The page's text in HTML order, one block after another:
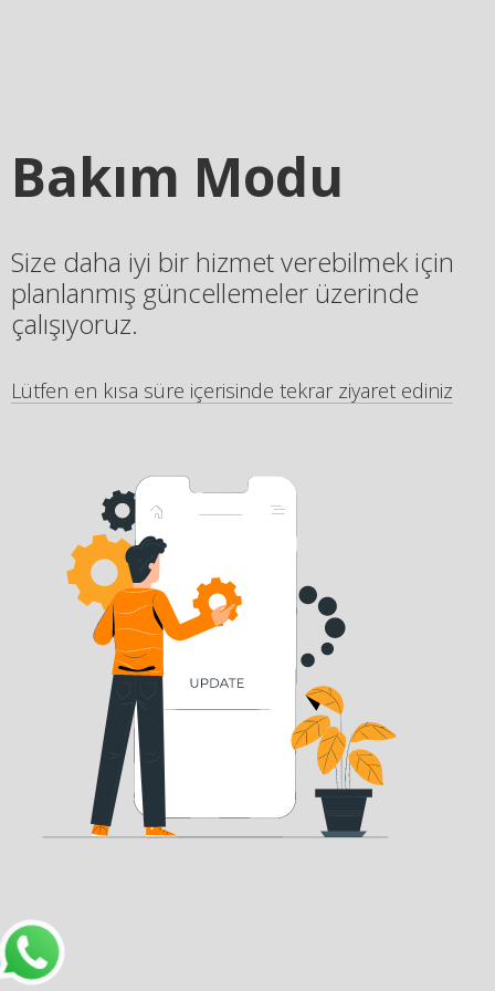
Bakım Modu
Size daha iyi bir hizmet verebilmek için
planlanmış güncellemeler üzerinde
çalışıyoruz.
Lütfen en kısa süre içerisinde tekrar ziyaret ediniz